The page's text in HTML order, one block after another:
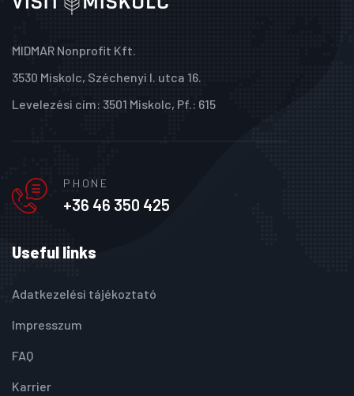
MIDMAR Nonprofit Kft.
3530 Miskolc, Széchenyi I. utca 16.
Levelezési cím: 3501 Miskolc, Pf.: 615
PHONE
+36 46 350 425
Useful links
Adatkezelési tájékoztató
Impresszum
FAQ
Karrier